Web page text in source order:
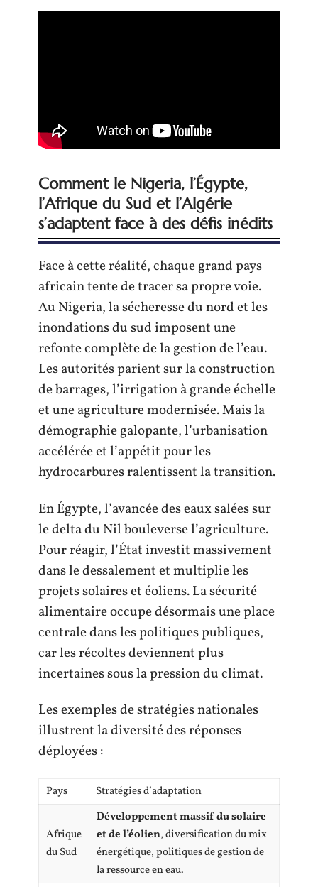
Comment le Nigeria, l’Égypte,
l’Afrique du Sud et l’Algérie
s’adaptent face à des défis inédits
Face à cette réalité, chaque grand pays
africain tente de tracer sa propre voie.
Au Nigeria, la sécheresse du nord et les
inondations du sud imposent une
refonte complète de la gestion de l’eau.
Les autorités parient sur la construction
de barrages, l’irrigation à grande échelle
et une agriculture modernisée. Mais la
démographie galopante, l’urbanisation
accélérée et l’appétit pour les
hydrocarbures ralentissent la transition.
En Égypte, l’avancée des eaux salées sur
le delta du Nil bouleverse l’agriculture.
Pour réagir, l’État investit massivement
dans le dessalement et multiplie les
projets solaires et éoliens. La sécurité
alimentaire occupe désormais une place
centrale dans les politiques publiques,
car les récoltes deviennent plus
incertaines sous la pression du climat.
Les exemples de stratégies nationales
illustrent la diversité des réponses
déployées :
Pays Stratégies d’adaptation
Afrique
du Sud
Développement massif du solaire
et de l’éolien, diversification du mix
énergétique, politiques de gestion de
la ressource en eau.